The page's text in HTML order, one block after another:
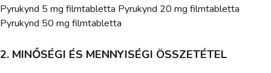
Pyrukynd 5 mg filmtabletta Pyrukynd 20 mg filmtabletta
Pyrukynd 50 mg filmtabletta
2. MINŐSÉGI ÉS MENNYISÉGI ÖSSZETÉTEL